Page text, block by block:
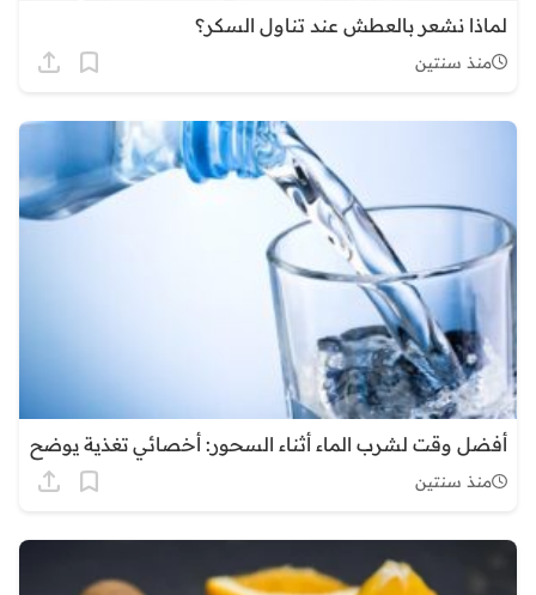
لماذا نشعر بالعطش عند تناول السكر؟
منذ سنتين
أفضل وقت لشرب الماء أثناء السحور: أخصائي تغذية يوضح
منذ سنتين